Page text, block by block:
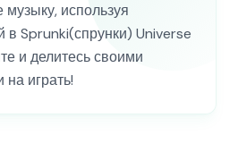
используя
в Sprunki(спрунки) Universe
и делитесь своими
играть!